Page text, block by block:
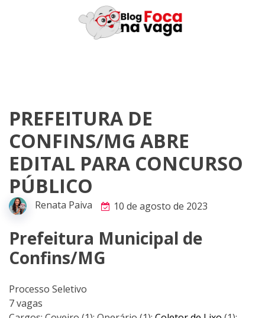
PREFEITURA DE
CONFINS/MG ABRE
EDITAL PARA CONCURSO
PÚBLICO
Renata Paiva 10 de agosto de 2023
Prefeitura Municipal de
Confins/MG
Processo Seletivo
7 vagas